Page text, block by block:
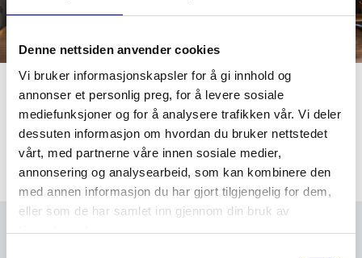
Denne nettsiden anvender cookies
Vi bruker informasjonskapsler for å gi innhold og
annonser et personlig preg, for å levere sosiale
mediefunksjoner og for å analysere trafikken vår. Vi deler
dessuten informasjon om hvordan du bruker nettstedet
vårt, med partnerne våre innen sosiale medier,
annonsering og analysearbeid, som kan kombinere den
med annen informasjon du har gjort tilgjengelig for dem,
eller som de har samlet inn gjennom din bruk av
tjenestene deres.
Alle dørene tilbys som enkeldør og skyvedør, samt med skåtedør
eller pardør i nesten alle varianter.